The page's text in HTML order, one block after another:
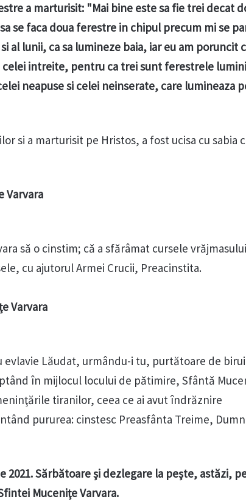
a marturisit: "Mai bine este sa fie trei decat
se faca doua ferestre in chipul precum mi se
al lunii, ca sa lumineze baia, iar eu am poruncit
celei intreite, pentru ca trei sunt ferestrele
neapuse si celei neinserate, care lumineaza
si a marturisit pe Hristos, a fost ucisa cu sabia
Varvara
să o cinstim; că a sfărâmat cursele
cu ajutorul Armei Crucii, Preacinstita.
Varvara
evlavie Lăudat, urmându-i tu, purtătoare de
în mijlocul locului de pătimire, Sfântă
tiranilor, ceea ce ai avut îndrăznire
pururea: cinstesc Preasfânta Treime,
2021. Sărbătoare şi dezlegare la peşte, astăzi,
Muceniţe Varvara.